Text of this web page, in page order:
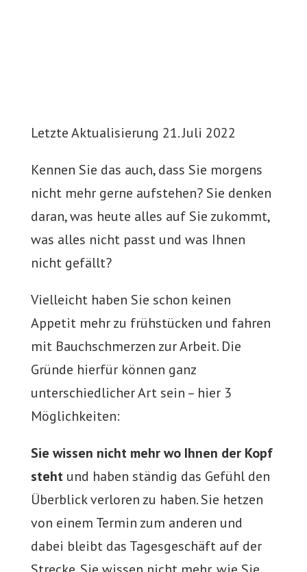
Letzte Aktualisierung 21. Juli 2022
Kennen Sie das auch, dass Sie morgens
nicht mehr gerne aufstehen? Sie denken
daran, was heute alles auf Sie zukommt,
was alles nicht passt und was Ihnen
nicht gefällt?
Vielleicht haben Sie schon keinen
Appetit mehr zu frühstücken und fahren
mit Bauchschmerzen zur Arbeit. Die
Gründe hierfür können ganz
unterschiedlicher Art sein – hier 3
Möglichkeiten:
Sie wissen nicht mehr wo Ihnen der Kopf
steht und haben ständig das Gefühl den
Überblick verloren zu haben. Sie hetzen
von einem Termin zum anderen und
dabei bleibt das Tagesgeschäft auf der